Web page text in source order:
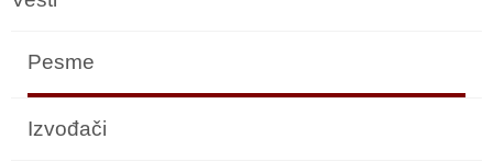
Pesme
Izvođači